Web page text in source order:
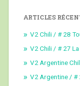
ARTICLES
V2 Chili / # 28
V2 Chili / # 27
V2 Argentine
V2 Argentine / #